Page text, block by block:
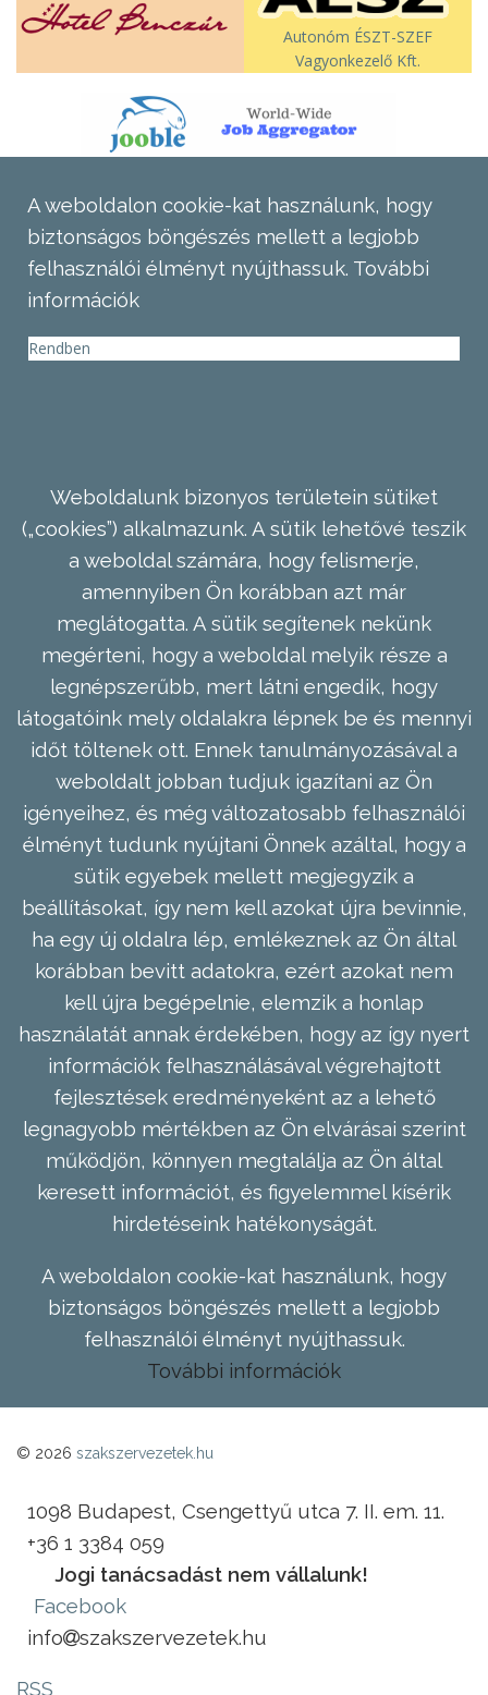
Autonóm ÉSZT-SZEF
Vagyonkezelő Kft.
A weboldalon cookie-kat használunk, hogy
biztonságos böngészés mellett a legjobb
felhasználói élményt nyújthassuk. További
információk
Rendben
Weboldalunk bizonyos területein sütiket
(„cookies”) alkalmazunk. A sütik lehetővé teszik
a weboldal számára, hogy felismerje,
amennyiben Ön korábban azt már
meglátogatta. A sütik segítenek nekünk
megérteni, hogy a weboldal melyik része a
legnépszerűbb, mert látni engedik, hogy
látogatóink mely oldalakra lépnek be és mennyi
időt töltenek ott. Ennek tanulmányozásával a
weboldalt jobban tudjuk igazítani az Ön
igényeihez, és még változatosabb felhasználói
élményt tudunk nyújtani Önnek azáltal, hogy a
sütik egyebek mellett megjegyzik a
beállításokat, így nem kell azokat újra bevinnie,
ha egy új oldalra lép, emlékeznek az Ön által
korábban bevitt adatokra, ezért azokat nem
kell újra begépelnie, elemzik a honlap
használatát annak érdekében, hogy az így nyert
információk felhasználásával végrehajtott
fejlesztések eredményeként az a lehető
legnagyobb mértékben az Ön elvárásai szerint
működjön, könnyen megtalálja az Ön által
keresett információt, és figyelemmel kísérik
hirdetéseink hatékonyságát.
A weboldalon cookie-kat használunk, hogy
biztonságos böngészés mellett a legjobb
felhasználói élményt nyújthassuk.
További információk
© 2026 szakszervezetek.hu
1098 Budapest, Csengettyű utca 7. II. em. 11.
+36 1 3384 059
Jogi tanácsadást nem vállalunk!
Facebook
info
szakszervezetek.hu
RSS